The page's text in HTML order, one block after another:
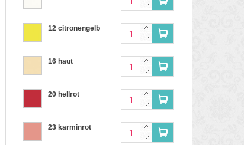
12 citronengelb
16 haut
20 hellrot
23 karminrot